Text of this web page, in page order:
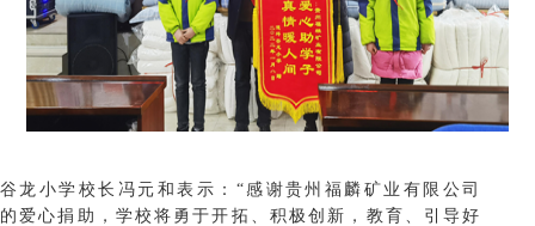
谷龙小学校长冯元和表示：“感谢贵州福麟矿业有限公司
的爱心捐助，学校将勇于开拓、积极创新，教育、引导好